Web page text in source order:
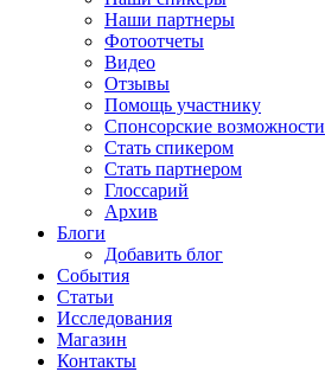
Наши партнеры
Фотоотчеты
Видео
Отзывы
Помощь участнику
Спонсорские возможности
Стать спикером
Стать партнером
Глоссарий
Архив
Блоги
Добавить блог
События
Статьи
Исследования
Магазин
Контакты